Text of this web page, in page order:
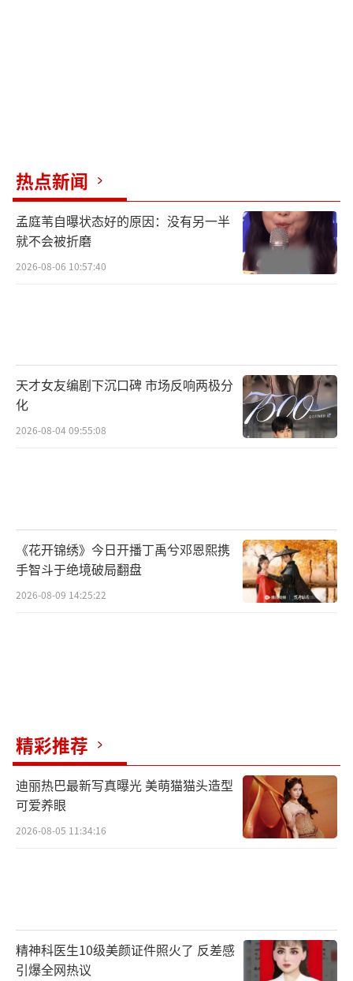
热点新闻
孟庭苇自曝状态好的原因：没有另一半
就不会被折磨
2026-08-06 10:57:40
天才女友编剧下沉口碑 市场反响两极分
化
2026-08-04 09:55:08
《花开锦绣》今日开播丁禹兮邓恩熙携
手智斗于绝境破局翻盘
2026-08-09 14:25:22
精彩推荐
迪丽热巴最新写真曝光 美萌猫猫头造型
可爱养眼
2026-08-05 11:34:16
精神科医生10级美颜证件照火了 反差感
引爆全网热议